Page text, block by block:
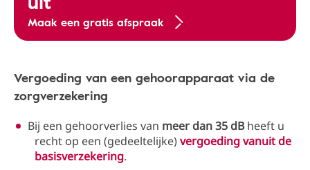
Maak een gratis afspraak
Vergoeding van een gehoorapparaat via de
zorgverzekering
Bij een gehoorverlies van meer dan 35 dBheeft u
recht op een (gedeeltelijke)vergoeding vanuit de
basisverzekering.